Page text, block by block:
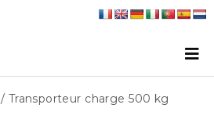
/ Transporteur charge 500 kg